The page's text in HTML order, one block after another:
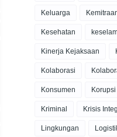
Keluarga
Kesehatan
Kinerja Kejaksaan
Kolaborasi
Konsumen
Kriminal Krisis
Lingkungan